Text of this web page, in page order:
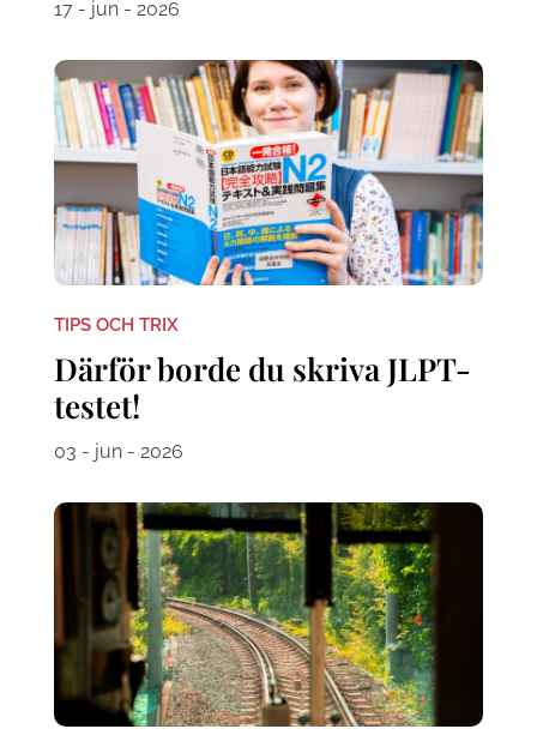
17 - jun - 2026
TIPS OCH TRIX
Därför borde du skriva JLPT-
testet!
03 - jun - 2026